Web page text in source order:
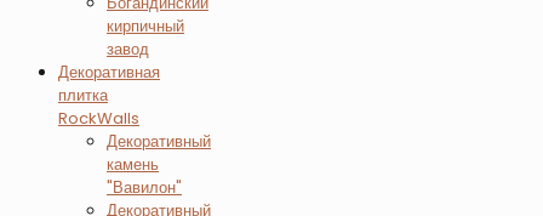
кирпичный
завод
Декоративная
плитка
RockWalls
Декоративный
камень
"Вавилон"
Декоративный